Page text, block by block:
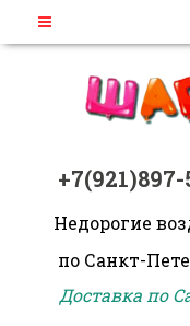
Недорогие
по Санкт-
Доставка по